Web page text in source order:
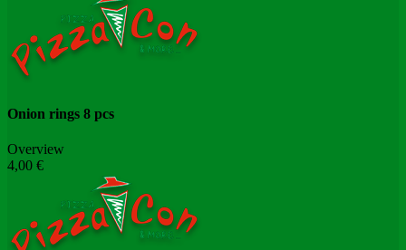
Onion rings 8 pcs
Overview
4,00 €